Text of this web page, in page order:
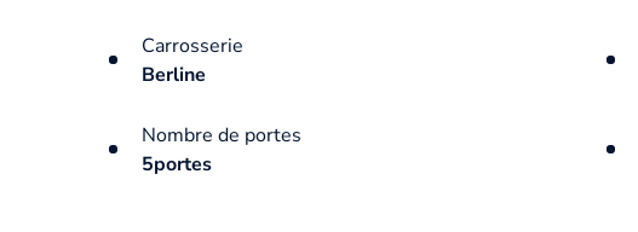
Carrosserie
Berline
Nombre de portes
5portes